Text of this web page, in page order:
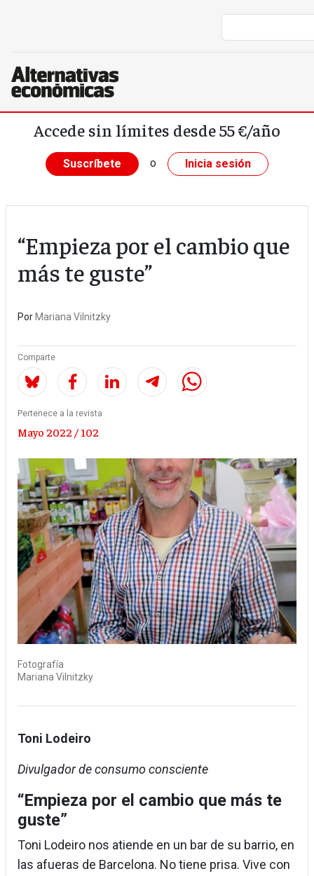
Pasar al contenido principal
Accede sin límites desde 55 €/año
Suscríbete o Inicia sesión
“Empieza por el cambio que
más te guste”
Por Mariana Vilnitzky
Comparte
Pertenece a la revista
Mayo 2022 / 102
Fotografía
Mariana Vilnitzky
Toni Lodeiro
Divulgador de consumo consciente
“Empieza por el cambio que más te
guste”
Toni Lodeiro nos atiende en un bar de su barrio, en
las afueras de Barcelona. No tiene prisa. Vive con